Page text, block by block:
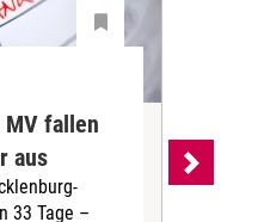
fallen
aus
33 Tage –